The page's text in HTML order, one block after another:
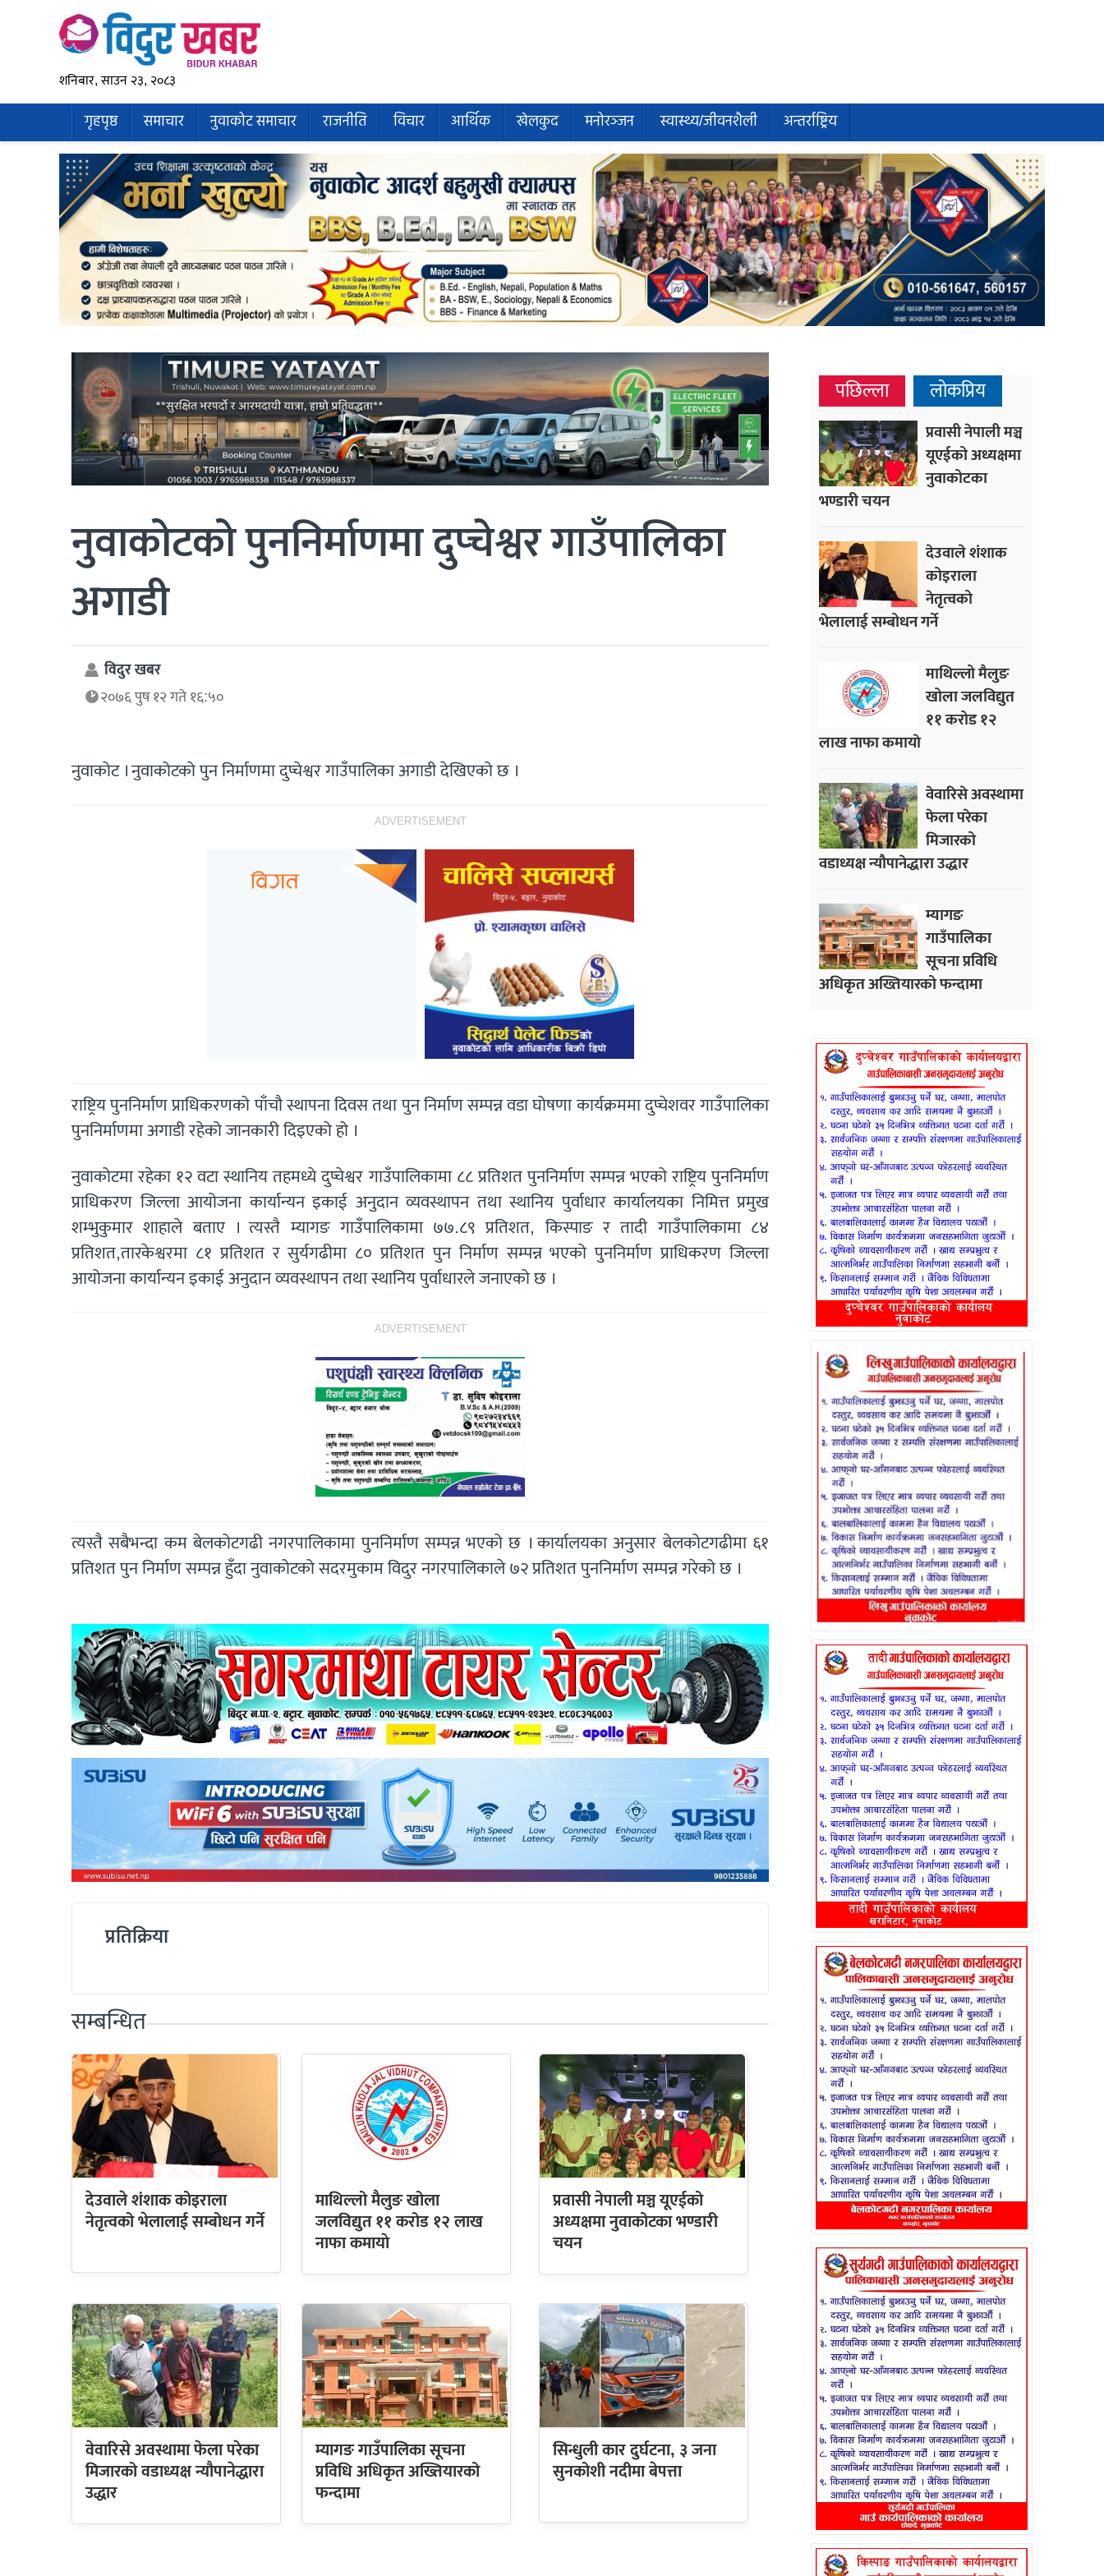
शनिबार, साउन २३, २०८३
गृहपृष्ठ समाचार नुवाकोट समाचार राजनीति विचार आर्थिक खेलकुद मनोरञ्जन स्वास्थ्य/जीवनशैली अन्तर्राष्ट्रिय
नुवाकोटको पुननिर्माणमा दुप्चेश्वर गाउँपालिका
अगाडी
विदुर खबर
२०७६ पुष १२ गते १६:५०
नुवाकोट । नुवाकोटको पुन निर्माणमा दुप्चेश्वर गाउँपालिका अगाडी देखिएको छ ।
ADVERTISEMENT
राष्ट्रिय पुननिर्माण प्राधिकरणको पाँचौ स्थापना दिवस तथा पुन निर्माण सम्पन्न वडा घोषणा कार्यक्रममा दुप्चेशवर गाउँपालिका
पुननिर्माणमा अगाडी रहेको जानकारी दिइएको हो ।
नुवाकोटमा रहेका १२ वटा स्थानिय तहमध्ये दुप्चेश्वर गाउँपालिकामा ८८ प्रतिशत पुननिर्माण सम्पन्न भएको राष्ट्रिय पुननिर्माण
प्राधिकरण जिल्ला आयोजना कार्यान्यन इकाई अनुदान व्यवस्थापन तथा स्थानिय पुर्वाधार कार्यालयका निमित्त प्रमुख
शम्भुकुमार शाहाले बताए । त्यस्तै म्यागङ गाउँपालिकामा ७७.८९ प्रतिशत, किस्पाङ र तादी गाउँपालिकामा ८४
प्रतिशत,तारकेश्वरमा ८१ प्रतिशत र सुर्यगढीमा ८० प्रतिशत पुन निर्माण सम्पन्न भएको पुननिर्माण प्राधिकरण जिल्ला
आयोजना कार्यान्यन इकाई अनुदान व्यवस्थापन तथा स्थानिय पुर्वाधारले जनाएको छ ।
ADVERTISEMENT
त्यस्तै सबैभन्दा कम बेलकोटगढी नगरपालिकामा पुननिर्माण सम्पन्न भएको छ । कार्यालयका अनुसार बेलकोटगढीमा ६१
प्रतिशत पुन निर्माण सम्पन्न हुँदा नुवाकोटको सदरमुकाम विदुर नगरपालिकाले ७२ प्रतिशत पुननिर्माण सम्पन्न गरेको छ ।
प्रतिक्रिया
सम्बन्धित
प्रवासी नेपाली मञ्च यूएईको
अध्यक्षमा नुवाकोटका भण्डारी
चयन
देउवाले शंशाक कोइराला
नेतृत्वको भेलालाई सम्बोधन गर्ने
माथिल्लो मैलुङ खोला
जलविद्युत ११ करोड १२ लाख
नाफा कमायाे
वेवारिसे अवस्थामा फेला परेका
मिजारको वडाध्यक्ष न्यौपानेद्धारा
उद्धार
म्यागङ गाउँपालिका सूचना
प्रविधि अधिकृत अख्तियारको
फन्दामा
सिन्धुली कार दुर्घटना, ३ जना
सुनकोशी नदीमा बेपत्ता
पछिल्ला लोकप्रिय
प्रवासी नेपाली मञ्च
यूएईको अध्यक्षमा
नुवाकोटका
भण्डारी चयन
देउवाले शंशाक
कोइराला
नेतृत्वको
भेलालाई सम्बोधन गर्ने
माथिल्लो मैलुङ
खोला जलविद्युत
११ करोड १२
लाख नाफा कमायाे
वेवारिसे अवस्थामा
फेला परेका
मिजारको
वडाध्यक्ष न्यौपानेद्धारा उद्धार
म्यागङ
गाउँपालिका
सूचना प्रविधि
अधिकृत अख्तियारको फन्दामा